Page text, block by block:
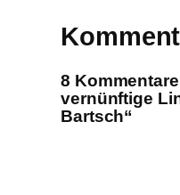
8
vernünftige
Bartsch“